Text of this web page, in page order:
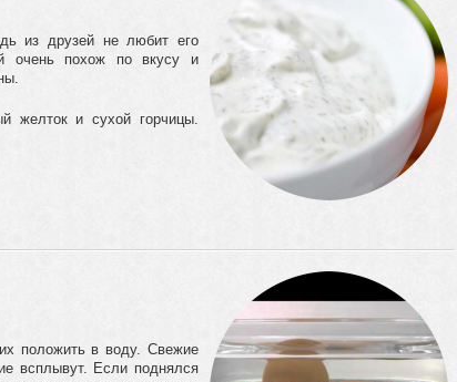
из друзей не любит его
очень похож по вкусу и
желток и сухой горчицы.
положить в воду. Свежие
всплывут. Если поднялся